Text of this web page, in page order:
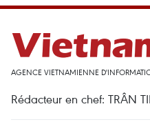
AGENCE VIETNAMIENNE
Rédacteur en chef: TRÂN